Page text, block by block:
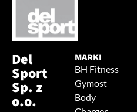
Del
Sport
Sp. z
o.o.
MARKI
BH Fitness
Gymost
Body